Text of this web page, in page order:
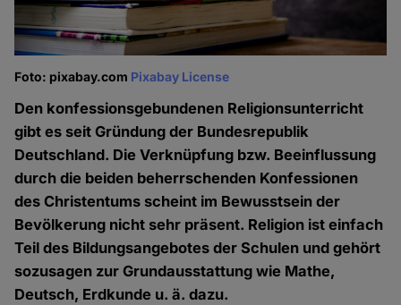
Foto: pixabay.com Pixabay License
Den konfessionsgebundenen Religionsunterricht
gibt es seit Gründung der Bundesrepublik
Deutschland. Die Verknüpfung bzw. Beeinflussung
durch die beiden beherrschenden Konfessionen
des Christentums scheint im Bewusstsein der
Bevölkerung nicht sehr präsent. Religion ist einfach
Teil des Bildungsangebotes der Schulen und gehört
sozusagen zur Grundausstattung wie Mathe,
Deutsch, Erdkunde u. ä. dazu.